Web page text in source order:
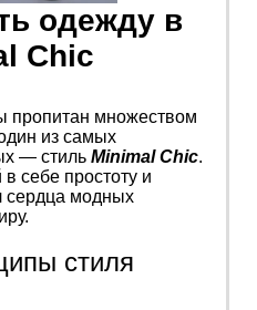
одежду в
Chic
множеством
из самых
— стиль Minimal Chic.
себе простоту и
сердца модных
стиля